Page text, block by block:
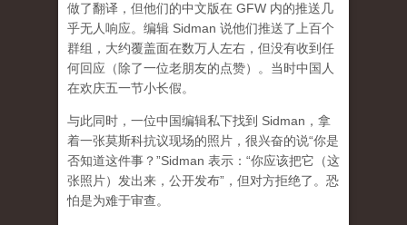
做了翻译，但他们的中文版在 GFW 内的推送几
乎无人响应。编辑 Sidman 说他们推送了上百个
群组，大约覆盖面在数万人左右，但没有收到任
何回应（除了一位老朋友的点赞）。当时中国人
在欢庆五一节小长假。
与此同时，一位中国编辑私下找到 Sidman，拿
着一张莫斯科抗议现场的照片，很兴奋的说“你是
否知道这件事？”Sidman 表示：“你应该把它（这
张照片）发出来，公开发布”，但对方拒绝了。恐
怕是为难于审查。